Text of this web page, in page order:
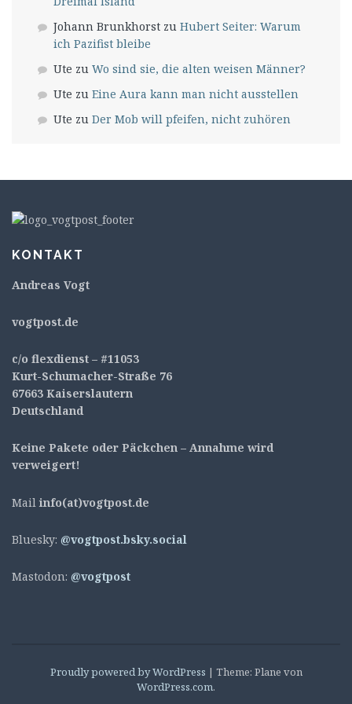
Johann Brunkhorst zu Hubert Seiter: Warum
ich Pazifist bleibe
Ute zu Wo sind sie, die alten weisen Männer?
Ute zu Eine Aura kann man nicht ausstellen
Ute zu Der Mob will pfeifen, nicht zuhören
KONTAKT
Andreas Vogt
vogtpost.de
c/o flexdienst – #11053
Kurt-Schumacher-Straße 76
67663 Kaiserslautern
Deutschland
Keine Pakete oder Päckchen – Annahme wird
verweigert!
Mail info(at)vogtpost.de
Bluesky: @vogtpost.bsky.social
Mastodon: @vogtpost
Proudly powered by WordPress | Theme: Plane von
WordPress.com.